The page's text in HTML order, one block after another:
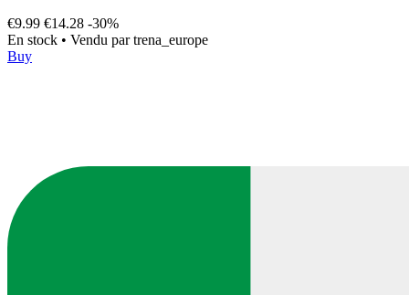
€9.99 €14.28 -30%
En stock • Vendu partrena_europe
Buy